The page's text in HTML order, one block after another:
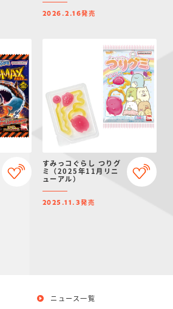
2026.2.16発売
すみっコぐらし つりグ
ミ（2025年11月リニ
ューアル）
2025.11.3発売
ニュース一覧